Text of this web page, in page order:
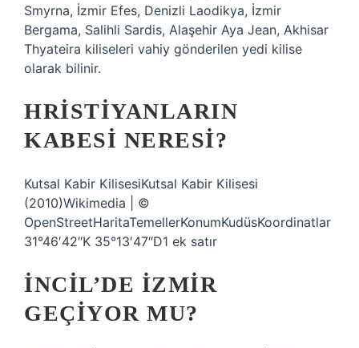
Smyrna, İzmir Efes, Denizli Laodikya, İzmir
Bergama, Salihli Sardis, Alaşehir Aya Jean, Akhisar
Thyateira kiliseleri vahiy gönderilen yedi kilise
olarak bilinir.
HRISTIYANLARIN
KABESI NERESI?
Kutsal Kabir KilisesiKutsal Kabir Kilisesi
(2010)Wikimedia | ©
OpenStreetHaritaTemellerKonumKudüsKoordinatlar
31°46′42″K 35°13′47″D1 ek satır
İNCIL’DE İZMIR
GEÇIYOR MU?